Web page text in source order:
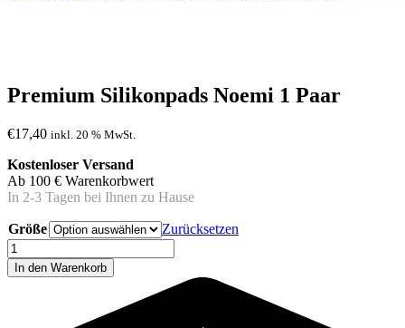
Premium Silikonpads Noemi 1 Paar
€17,40 inkl. 20 % MwSt.
Kostenloser Versand
Ab 100 € Warenkorbwert
In 2-3 Tagen bei Ihnen zu Hause
Größe
Zurücksetzen
Premium
Silikonpads
Noemi
In den Warenkorb